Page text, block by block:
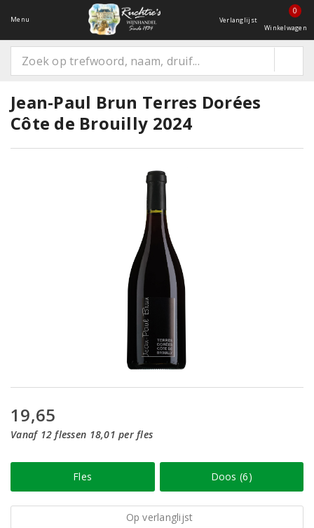
Menu Verlanglijst
0
Winkelwagen
Jean-Paul Brun Terres Dorées
Côte de Brouilly 2024
19,65
Vanaf 12 flessen 18,01 per fles
Fles Doos (6)
Op verlanglijst